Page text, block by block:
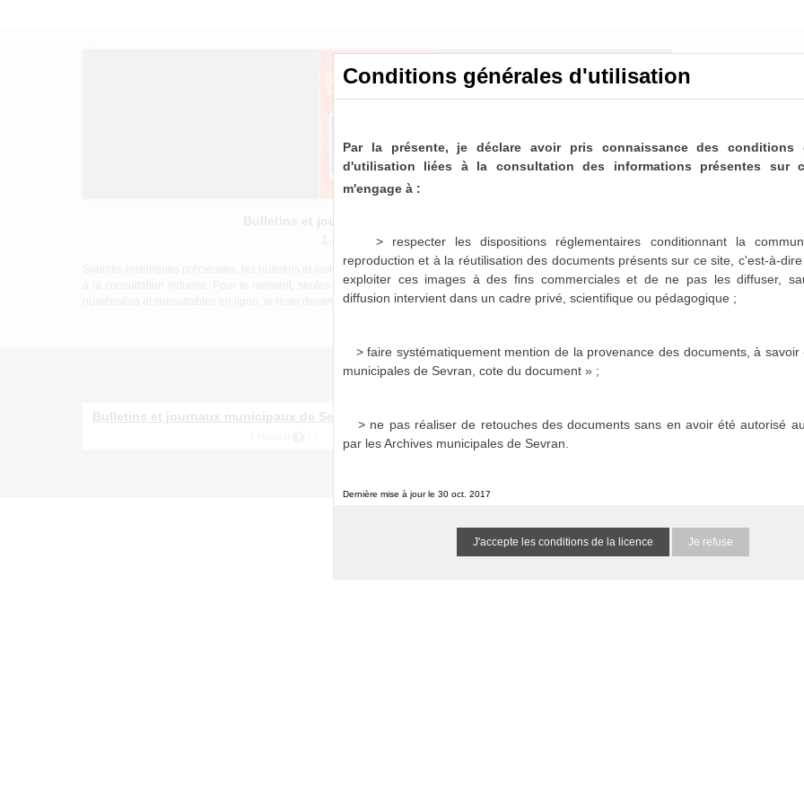
1 notice consultable
Sources historiques précieuses, les bulletins et journaux municipaux de Sevran sont désormais partiellement disponibles
à la consultation virtuelle. Pour le moment, seules les périodes 1963-1975, 1986-1987 et 1996-2001 sont actuellement
numérisées et consultables en ligne, le reste devant être mis à disposition dans les mois qui viennent.
Bulletins et journaux municipaux de Sevran
Conditions générales d'utilisation
Par la présente, je déclare avoir pris connaissance des conditions
d'utilisation liées à la consultation des informations présentes sur
m'engage à :
> respecter les dispositions réglementaires conditionnant la
reproduction et à la réutilisation des documents présents sur ce site, c'est-à-
exploiter ces images à des fins commerciales et de ne pas les diffuser,
diffusion intervient dans un cadre privé, scientifique ou pédagogique ;
> faire systématiquement mention de la provenance des documents, à savoir
municipales de Sevran, cote du document » ;
> ne pas réaliser de retouches des documents sans en avoir été autorisé
par les Archives municipales de Sevran.
Dernière mise à jour le 30 oct. 2017
Je refuse